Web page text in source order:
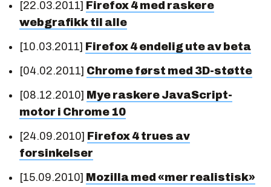
[22.03.2011] Firefox 4 med raskere
webgrafikk til alle
[10.03.2011] Firefox 4 endelig ute av beta
[04.02.2011] Chrome først med 3D-støtte
[08.12.2010] Mye raskere JavaScript-
motor i Chrome 10
[24.09.2010] Firefox 4 trues av
forsinkelser
[15.09.2010] Mozilla med «mer realistisk»